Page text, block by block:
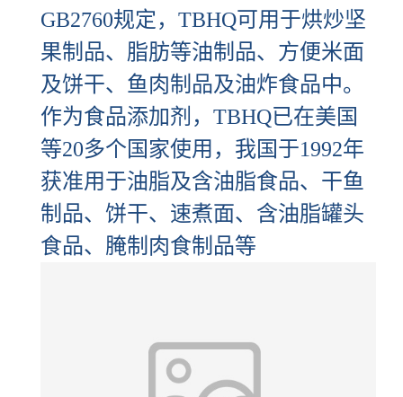
GB2760规定，TBHQ可用于烘炒坚
果制品、脂肪等油制品、方便米面
及饼干、鱼肉制品及油炸食品中。
作为食品添加剂，TBHQ已在美国
等20多个国家使用，我国于1992年
获准用于油脂及含油脂食品、干鱼
制品、饼干、速煮面、含油脂罐头
食品、腌制肉食制品等